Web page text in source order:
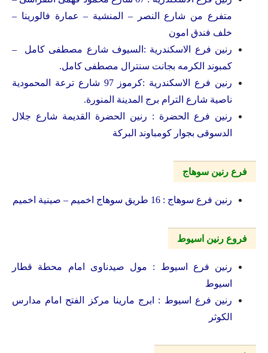
متفرع من شارع النصر – المنشية – عمارة فالورينا –
خلف فندق امون
رنين فرع الاسكندرية :السيوف شارع مصطفى كامل –
كمبوند الكرمه بجانت سنترال مصطفى كامل.
رنين فرع الاسكندرية :كرموز 97 شارع ترعة المحمودية
ناصية شارع الترام برج المدينة المنورة.
رنين فرع الحضرة : رنين الحضرة القديمة شارع جلال
الدسوقى بجوار كومباوند البركة
فرع رنين سوهاج
رنين فرع سوهاج : 16 طريق سوهاج اخميم – صينية اخميم
فروع رنين اسيوط
رنين فرع اسيوط : مول صيدناوى امام محطة قطار
اسيوط
رنين فرع اسيوط : ابرج مارينا مركز الفتح امام مدارس
الكوثر